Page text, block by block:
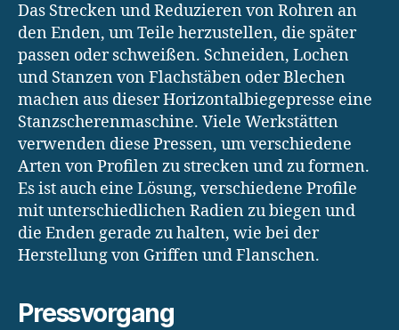
Das Strecken und Reduzieren von Rohren an
den Enden, um Teile herzustellen, die später
passen oder schweißen. Schneiden, Lochen
und Stanzen von Flachstäben oder Blechen
machen aus dieser Horizontalbiegepresse eine
Stanzscherenmaschine. Viele Werkstätten
verwenden diese Pressen, um verschiedene
Arten von Profilen zu strecken und zu formen.
Es ist auch eine Lösung, verschiedene Profile
mit unterschiedlichen Radien zu biegen und
die Enden gerade zu halten, wie bei der
Herstellung von Griffen und Flanschen.
Pressvorgang